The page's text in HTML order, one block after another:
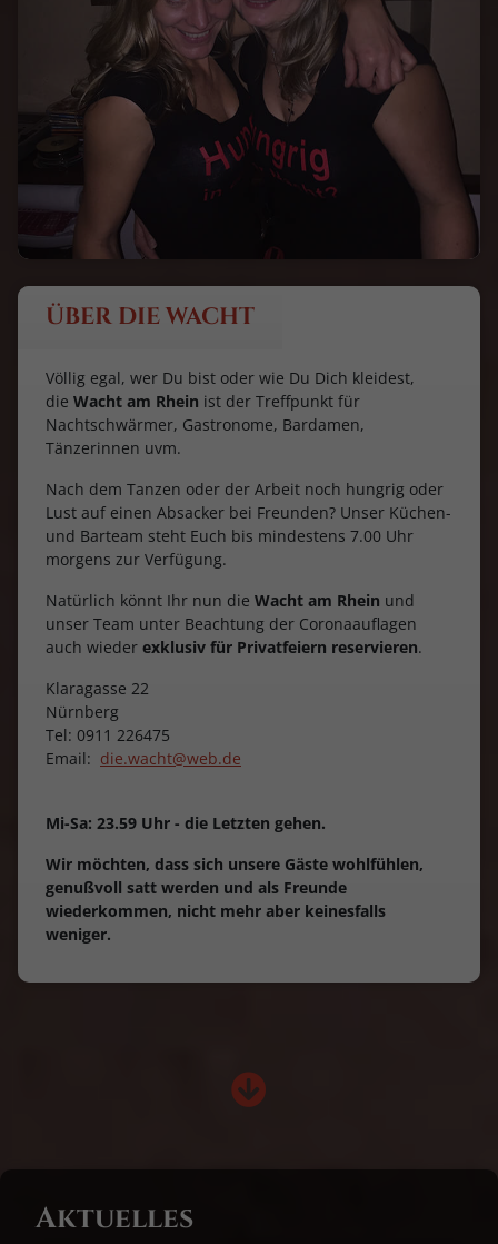
ÜBER DIE WACHT
Völlig egal, wer Du bist oder wie Du Dich kleidest,
die Wacht am Rhein ist der Treffpunkt für
Nachtschwärmer, Gastronome, Bardamen,
Tänzerinnen uvm.
Nach dem Tanzen oder der Arbeit noch hungrig oder
Lust auf einen Absacker bei Freunden? Unser Küchen-
und Barteam steht Euch bis mindestens 7.00 Uhr
morgens zur Verfügung.
Natürlich könnt Ihr nun die Wacht am Rhein und
unser Team unter Beachtung der Coronaauflagen
auch wieder exklusiv für Privatfeiern reservieren.
Klaragasse 22
Nürnberg
Tel: 0911 226475
Email: die.wacht@web.de
Mi-Sa: 23.59 Uhr - die Letzten gehen.
Wir möchten, dass sich unsere Gäste wohlfühlen,
genußvoll satt werden und als Freunde
wiederkommen, nicht mehr aber keinesfalls
weniger.
Aktuelles